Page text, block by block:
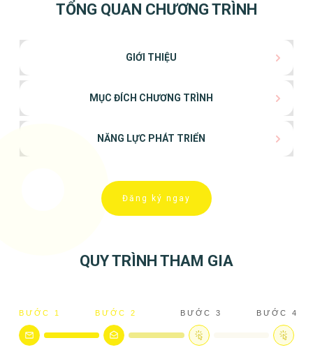
TỔNG QUAN CHƯƠNG TRÌNH
GIỚI THIỆU
MỤC ĐÍCH CHƯƠNG TRÌNH
NĂNG LỰC PHÁT TRIỂN
Đăng ký ngay
QUY TRÌNH THAM GIA
BƯỚC 1 BƯỚC 2 BƯỚC 3 BƯỚC 4